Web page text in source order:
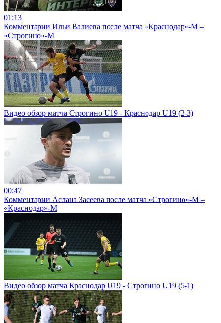
01:13
Комментарии Ильи Валиева после матча «Краснодар»-М –
«Строгино»-М
Видео обзор матча Строгино U19 - Краснодар U19 (2-3)
00:47
Комментарии Аслана Засеева после матча «Строгино»-М –
«Краснодар»-М
Видео обзор матча Краснодар U19 - Строгино U19 (5-1)